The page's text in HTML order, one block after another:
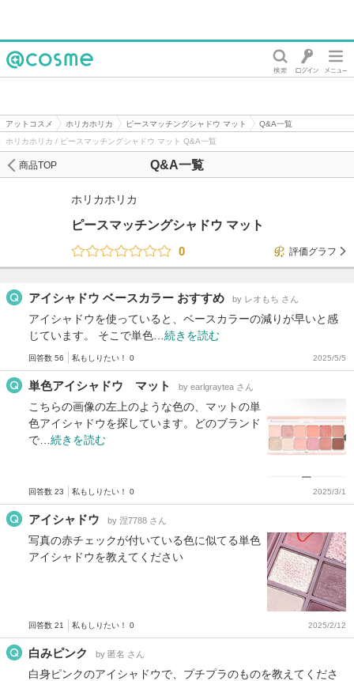
アットコスメ ホリカホリカ ピースマッチングシャドウ マット
Q&A一覧
ホリカホリカ / ピースマッチングシャドウ マット Q&A一覧
Q&A一覧
商品TOP
ホリカホリカ
ピースマッチングシャドウ マット
0
評価グラフ
アイシャドウ ベースカラー おすすめ by レオもち さん
アイシャドウを使っていると、ベースカラーの減りが早いと感
じています。 そこで単色… 続きを読む
回答数 56 私もしりたい！ 0 2025/5/5
単色アイシャドウ マット by earlgraytea さん
こちらの画像の左上のような色の、マットの単
色アイシャドウを探しています。どのブランド
で… 続きを読む
回答数 23 私もしりたい！ 0 2025/3/1
アイシャドウ by 涅7788 さん
写真の赤チェックが付いている色に似てる単色
アイシャドウを教えてください
回答数 21 私もしりたい！ 0 2025/2/12
白みピンク by 匿名 さん
白身ピンクのアイシャドウで、プチプラのものを教えてくださ